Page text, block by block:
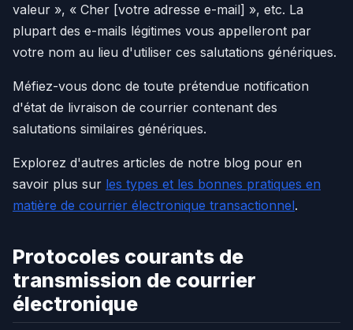
valeur », « Cher [votre adresse e-mail] », etc. La
plupart des e-mails légitimes vous appelleront par
votre nom au lieu d'utiliser ces salutations génériques.
Méfiez-vous donc de toute prétendue notification
d'état de livraison de courrier contenant des
salutations similaires génériques.
Explorez d'autres articles de notre blog pour en
savoir plus sur les types et les bonnes pratiques en
matière de courrier électronique transactionnel.
Protocoles courants de
transmission de courrier
électronique